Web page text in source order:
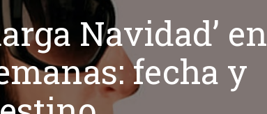
Navidad’ en
fecha y